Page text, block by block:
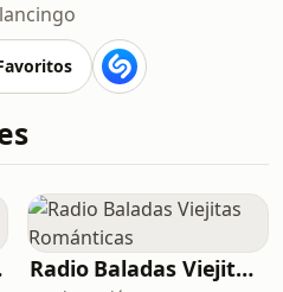
Radio Baladas Viejitas Románticas